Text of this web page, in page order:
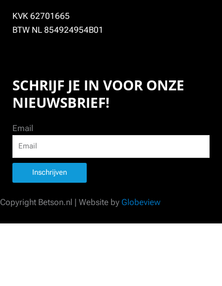
KVK 62701665
BTW NL 854924954B01
SCHRIJF JE IN VOOR ONZE
NIEUWSBRIEF!
Email
Inschrijven
Copyright Betson.nl | Website by Globeview